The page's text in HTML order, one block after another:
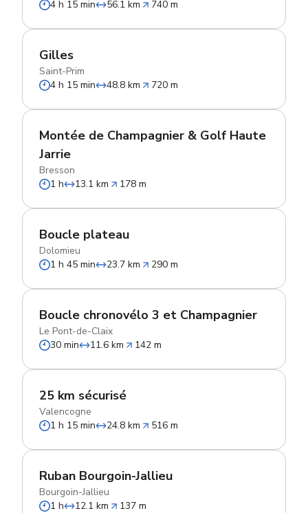
4 h 15 min
56.1 km 740 m
Gilles
Saint-Prim
4 h 15 min
48.8 km 720 m
Montée de Champagnier & Golf Haute
Jarrie
Bresson
1 h
13.1 km 178 m
Boucle plateau
Dolomieu
1 h 45 min
23.7 km 290 m
Boucle chronovélo 3 et Champagnier
Le Pont-de-Claix
30 min
11.6 km 142 m
25 km sécurisé
Valencogne
1 h 15 min
24.8 km 516 m
Ruban Bourgoin-Jallieu
Bourgoin-Jallieu
1 h
12.1 km 137 m